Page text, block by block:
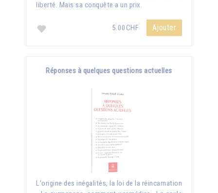
liberté. Mais sa conquête a un prix.
5.00CHF Ajouter
Réponses à quelques questions actuelles
L'origine des inégalités, la loi de la réincarnation